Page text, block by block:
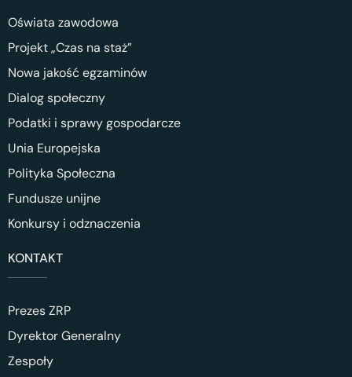
Oświata zawodowa
Projekt „Czas na staż”
Nowa jakość egzaminów
Dialog społeczny
Podatki i sprawy gospodarcze
Unia Europejska
Polityka Społeczna
Fundusze unijne
Konkursy i odznaczenia
KONTAKT
Prezes ZRP
Dyrektor Generalny
Zespoły